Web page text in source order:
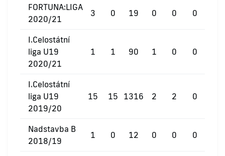
FORTUNA:LIGA
2020/21
3 0 19 0 0 0
I.Celostátní
liga U19
2020/21
1 1 90 1 0 0
I.Celostátní
liga U19
2019/20
15 15 1316 2 2 0
Nadstavba B
2018/19
1 0 12 0 0 0